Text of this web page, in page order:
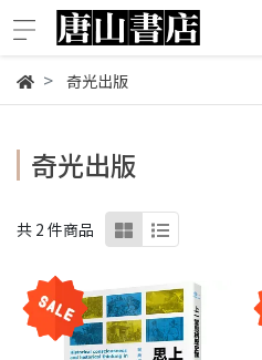
奇光出版
奇光出版
共 2 件商品